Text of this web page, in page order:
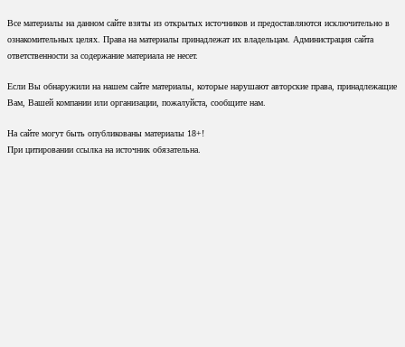
Все материалы на данном сайте взяты из открытых источников и предоставляются исключительно в
ознакомительных целях. Права на материалы принадлежат их владельцам. Администрация сайта
ответственности за содержание материала не несет.
Если Вы обнаружили на нашем сайте материалы, которые нарушают авторские права, принадлежащие
Вам, Вашей компании или организации, пожалуйста, сообщите нам.
На сайте могут быть опубликованы материалы 18+!
При цитировании ссылка на источник обязательна.